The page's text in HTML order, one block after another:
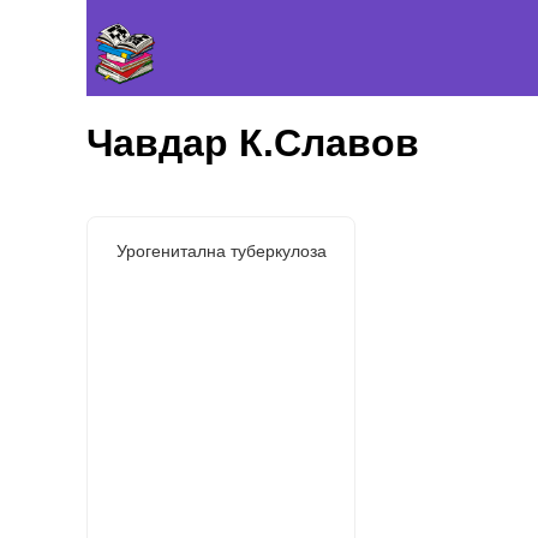
Чавдар К.Славов
Урогенитална туберкулоза